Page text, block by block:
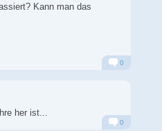
Kann man das
0
her ist...
0